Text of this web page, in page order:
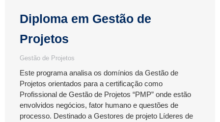
Diploma em Gestão de
Projetos
Gestão de Projetos
Este programa analisa os domínios da Gestão de
Projetos orientados para a certificação como
Profissional de Gestão de Projetos “PMP” onde estão
envolvidos negócios, fator humano e questões de
processo. Destinado a Gestores de projeto Líderes de